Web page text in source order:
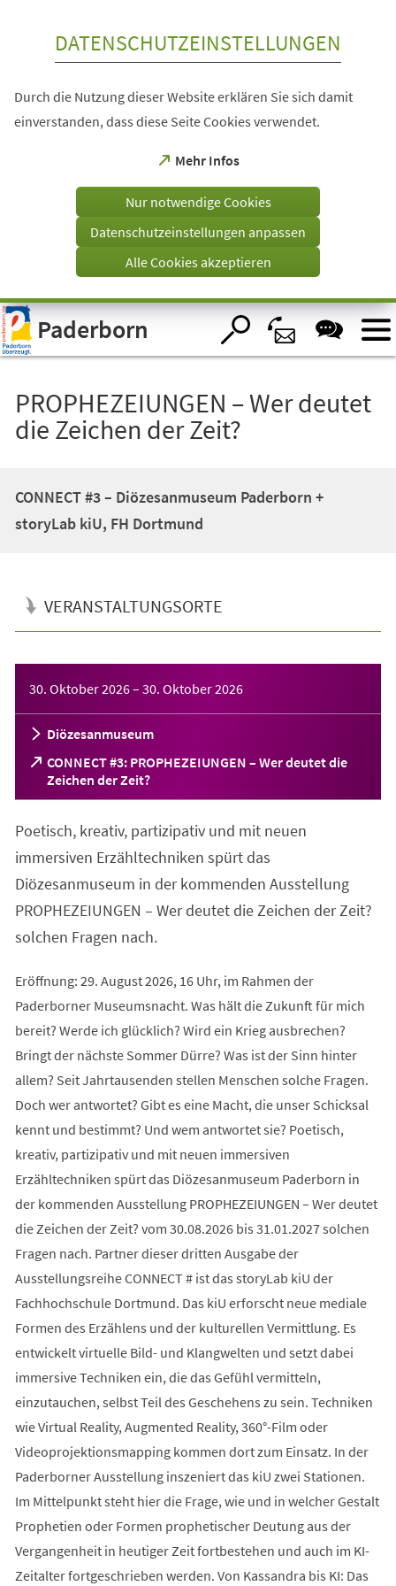
Visuelle
Assistenzsoftware
öffnen.
DATENSCHUTZEINSTELLUNGEN
Durch die Nutzung dieser Website erklären Sie sich damit
einverstanden, dass diese Seite Cookies verwendet.
Mehr Infos
(Öffnet
einem
Tab)
Nur notwendige Cookies
Datenschutzeinstellungen anpassen
Alle Cookies akzeptieren
Paderborn
PROPHEZEIUNGEN – Wer deutet
die Zeichen der Zeit?
CONNECT #3 – Diözesanmuseum Paderborn +
storyLab kiU, FH Dortmund
VERANSTALTUNGSORTE
30. Oktober 2026– 30. Oktober 2026
Diözesanmuseum
CONNECT #3: PROPHEZEIUNGEN – Wer deutet die
Zeichen der Zeit?
(Öffnet
in
neuen
Poetisch, kreativ, partizipativ und mit neuen
immersiven Erzähltechniken spürt das
Diözesanmuseum in der kommenden Ausstellung
PROPHEZEIUNGEN – Wer deutet die Zeichen der Zeit?
solchen Fragen nach.
Eröffnung: 29. August 2026, 16 Uhr, im Rahmen der
Paderborner Museumsnacht. Was hält die Zukunft für mich
bereit? Werde ich glücklich? Wird ein Krieg ausbrechen?
Bringt der nächste Sommer Dürre? Was ist der Sinn hinter
allem? Seit Jahrtausenden stellen Menschen solche Fragen.
Doch wer antwortet? Gibt es eine Macht, die unser Schicksal
kennt und bestimmt? Und wem antwortet sie? Poetisch,
kreativ, partizipativ und mit neuen immersiven
Erzähltechniken spürt das Diözesanmuseum Paderborn in
der kommenden Ausstellung PROPHEZEIUNGEN – Wer deutet
die Zeichen der Zeit? vom 30.08.2026 bis 31.01.2027 solchen
Fragen nach. Partner dieser dritten Ausgabe der
Ausstellungsreihe CONNECT # ist das storyLab kiU der
Fachhochschule Dortmund. Das kiU erforscht neue mediale
Formen des Erzählens und der kulturellen Vermittlung. Es
entwickelt virtuelle Bild- und Klangwelten und setzt dabei
immersive Techniken ein, die das Gefühl vermitteln,
einzutauchen, selbst Teil des Geschehens zu sein. Techniken
wie Virtual Reality, Augmented Reality, 360°-Film oder
Videoprojektionsmapping kommen dort zum Einsatz. In der
Paderborner Ausstellung inszeniert das kiU zwei Stationen.
Im Mittelpunkt steht hier die Frage, wie und in welcher Gestalt
Prophetien oder Formen prophetischer Deutung aus der
Vergangenheit in heutiger Zeit fortbestehen und auch im KI-
Zeitalter fortgeschrieben werden. Von Kassandra bis KI: Das